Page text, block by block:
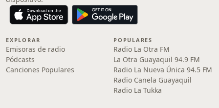
EXPLORAR
Emisoras de radio
Pódcasts
Canciones Populares
POPULARES
Radio La Otra FM
La Otra Guayaquil 94.9 FM
Radio La Nueva Única 94.5 FM
Radio Canela Guayaquil
Radio La Tukka